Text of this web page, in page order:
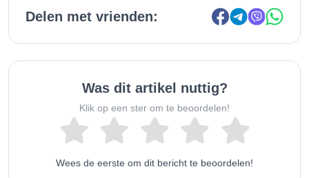
Delen met vrienden:
Was dit artikel nuttig?
Klik op een ster om te beoordelen!
Wees de eerste om dit bericht te beoordelen!